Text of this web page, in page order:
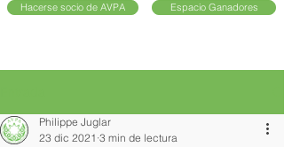
Hacerse socio de AVPA Espacio Ganadores
Philippe Juglar
23 dic 2021 3 min de lectura